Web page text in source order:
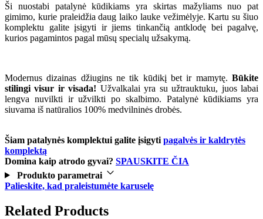
Ši nuostabi patalynė kūdikiams yra skirtas mažyliams nuo pat
gimimo, kurie praleidžia daug laiko lauke vežimėlyje. Kartu su šiuo
komplektu galite įsigyti ir jiems tinkančią antklodę bei pagalvę,
kurios pagamintos pagal mūsų specialų užsakymą.
Modernus dizainas džiugins ne tik kūdikį bet ir mamytę. Būkite
stilingi visur ir visada! Užvalkalai yra su užtrauktuku, juos labai
lengva nuvilkti ir užvilkti po skalbimo. Patalynė kūdikiams yra
siuvama iš natūralios 100% medvilninės drobės.
Šiam patalynės komplektui galite įsigyti pagalvės ir kaldrytės
komplektą
Domina kaip atrodo gyvai? SPAUSKITE ČIA
Produkto parametrai
Palieskite, kad praleistumėte karuselę
Related Products